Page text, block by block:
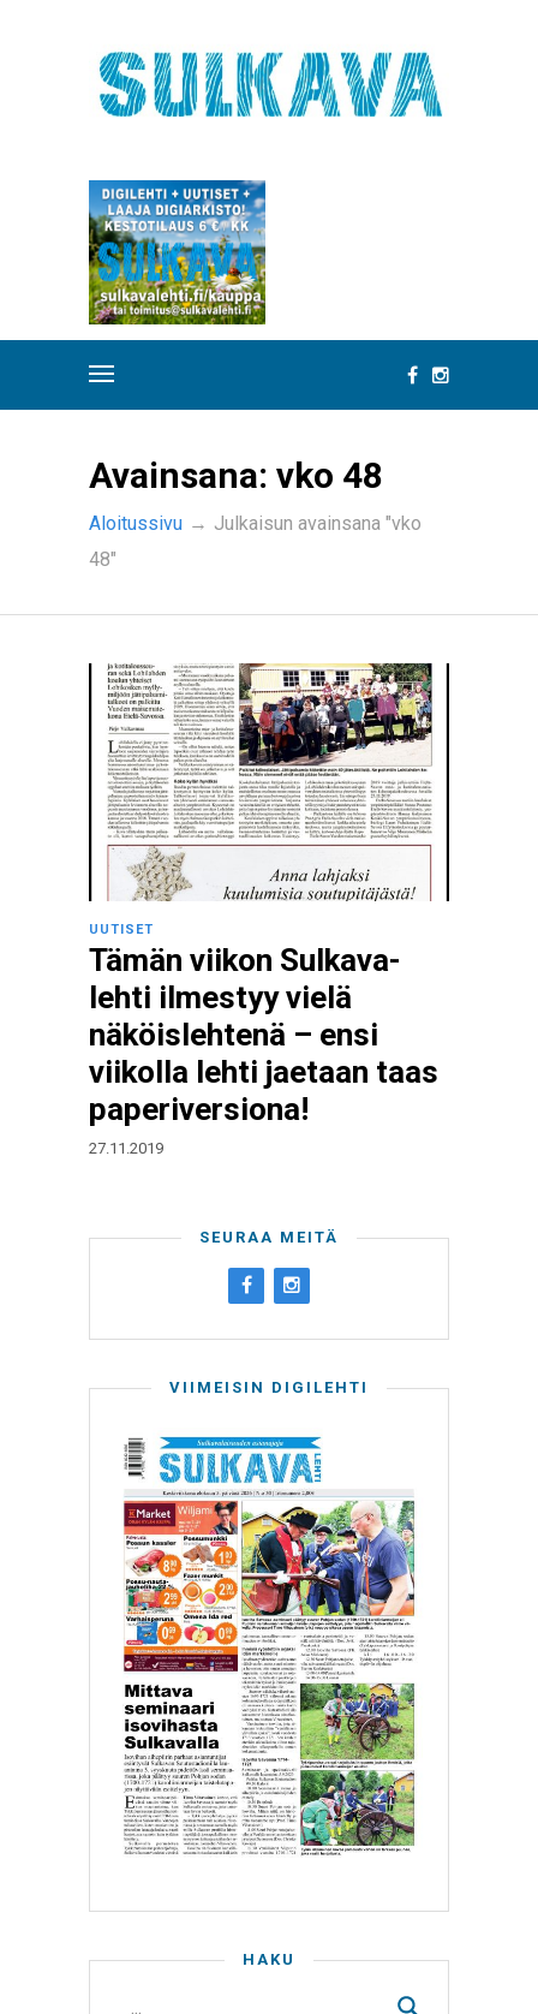
Avainsana: vko 48
Aloitussivu → Julkaisun avainsana "vko
48"
UUTISET
Tämän viikon Sulkava-
lehti ilmestyy vielä
näköislehtenä – ensi
viikolla lehti jaetaan taas
paperiversiona!
27.11.2019
SEURAA MEITÄ
VIIMEISIN DIGILEHTI
HAKU